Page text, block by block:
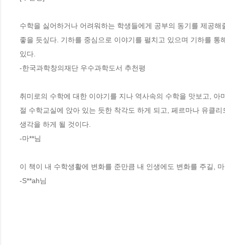
수학을 싫어하거나 어려워하는 학생들에게 공부의 동기를 제공
좋을 듯싶다. 기하를 중심으로 이야기를 펼치고 있으며 기하를
있다.
-한국과학창의재단 우수과학도서 추천평
취미로의 수학에 대한 이야기를 지나 역사속의 수학을 맛보고,
절 수학교실에 앉아 있는 듯한 착각도 하게 되고, 페르마나 유클
생각을 하게 될 것이다.
-마**님
이 책이 내 수학생활에 변화를 준만큼 내 인생에도 변화를 주길,
-S**ah님